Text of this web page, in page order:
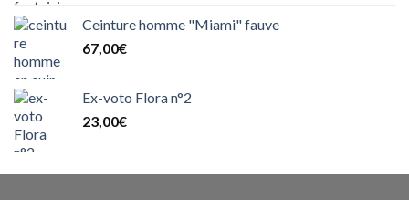
Ceinture homme "Miami" fauve
67,00€
Ex-voto Flora n°2
23,00€